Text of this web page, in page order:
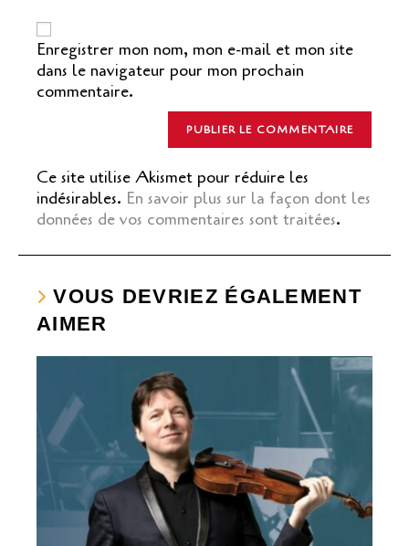
de
votre
site
(facultatif)
Enregistrer mon nom, mon e-mail et mon site
dans le navigateur pour mon prochain
commentaire.
Ce site utilise Akismet pour réduire les
indésirables. En savoir plus sur la façon dont les
données de vos commentaires sont traitées.
VOUS DEVRIEZ ÉGALEMENT
AIMER